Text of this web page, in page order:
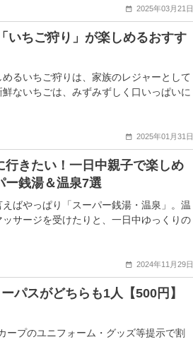
2025年03月21日
いちご狩り」が楽しめるおすす
るいちご狩りは、家族のレジャーとして
ないちごは、みずみずしく口いっぱいに
2025年01月31日
行きたい！一日中親子で楽しめ
ー銭湯＆温泉7選
ばやっぱり「スーパー銭湯・温泉」。温
サージを受けたりと、一日中ゆっくりの
2024年11月29日
パスがどちらも1人【500円】
ープのユニフォーム・グッズ等提示で割